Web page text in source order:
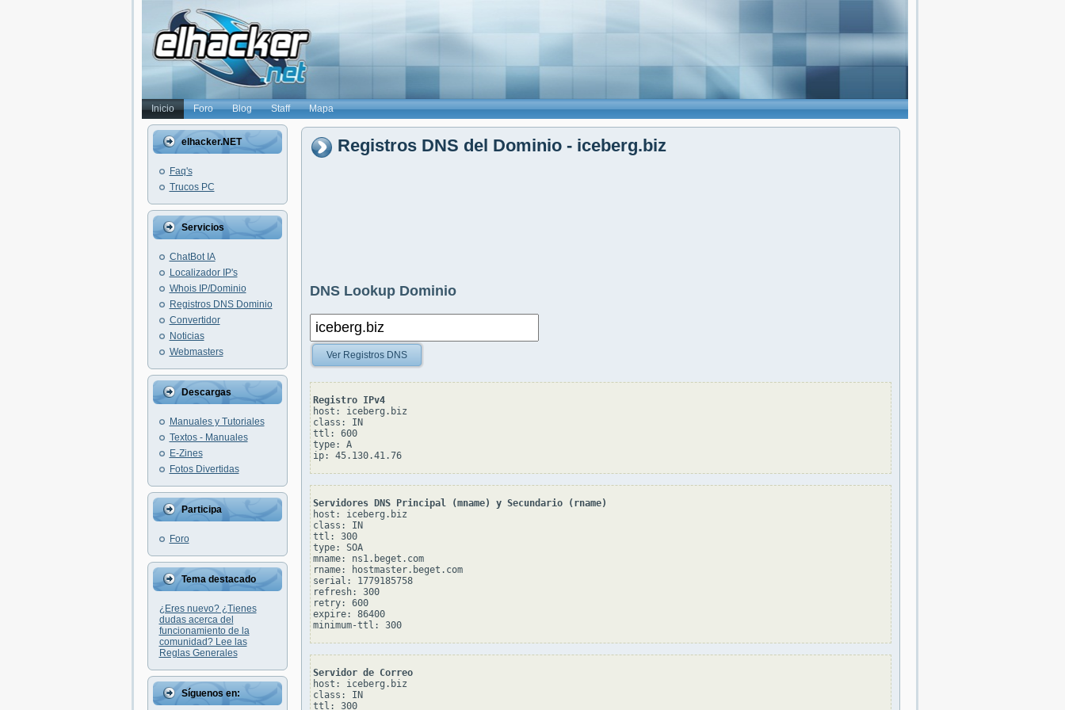
Inicio Foro Blog Staff Mapa
elhacker.NET
Faq's
Trucos PC
Servicios
ChatBot IA
Localizador IP's
Whois IP/Dominio
Registros DNS Dominio
Convertidor
Noticias
Webmasters
Descargas
Manuales y Tutoriales
Textos - Manuales
E-Zines
Fotos Divertidas
Participa
Foro
Tema destacado
¿Eres nuevo? ¿Tienes
dudas acerca del
funcionamiento de la
comunidad? Lee las
Reglas Generales
Síguenos en:
Registros DNS del Dominio - iceberg.biz
DNS Lookup Dominio
Ver Registros DNS
Registro IPv4
host: iceberg.biz
class: IN
ttl: 600
type: A
ip: 45.130.41.76
Servidores DNS Principal (mname) y Secundario (rname)
host: iceberg.biz
class: IN
ttl: 300
type: SOA
mname: ns1.beget.com
rname: hostmaster.beget.com
serial: 1779185758
refresh: 300
retry: 600
expire: 86400
minimum-ttl: 300
Servidor de Correo
host: iceberg.biz
class: IN
ttl: 300